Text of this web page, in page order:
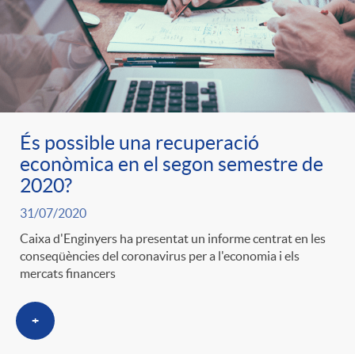
C
a
t
e
g
o
r
t
s
És possible una recuperació
econòmica en el segon semestre de
2020?
31/07/2020
Caixa d'Enginyers ha presentat un informe centrat en les
conseqüències del coronavirus per a l'economia i els
mercats financers
+